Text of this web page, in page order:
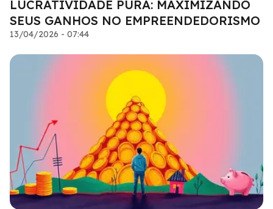
LUCRATIVIDADE PURA: MAXIMIZANDO
SEUS GANHOS NO EMPREENDEDORISMO
13/04/2026 - 07:44